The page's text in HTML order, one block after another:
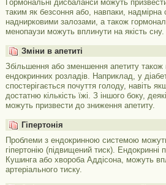
Гормональні дисбаланси можуть
таким як безсоння або, навпаки, надмірна
наднирковими залозами, а також
менопаузи можуть вплинути на якість сну.
Зміни в апетиті
Збільшення або зменшення апетиту
ендокринних розладів. Наприклад, у
спостерігається почуття голоду, навіть
достатню кількість їжі. З іншого боку,
можуть призвести до зниження апетиту.
Гіпертонія
Проблеми з ендокринною системою
гіпертонію (підвищений тиск). Ендокринні
Кушинга або хвороба Аддісона, можуть
артеріального тиску.